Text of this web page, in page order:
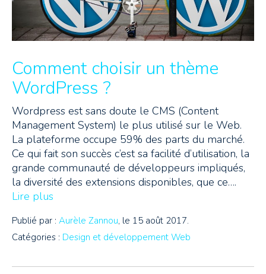
Comment choisir un thème
WordPress ?
Wordpress est sans doute le CMS (Content
Management System) le plus utilisé sur le Web.
La plateforme occupe 59% des parts du marché.
Ce qui fait son succès c’est sa facilité d’utilisation, la
grande communauté de développeurs impliqués,
la diversité des extensions disponibles, que ce….
Lire plus
Publié par : Aurèle Zannou, le 15 août 2017.
Catégories : Design et développement Web